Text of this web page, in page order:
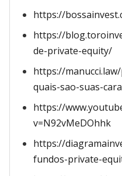
https://
https://
de-private-equity/
https://
quais-sao-suas-
https://
v=N92vMeDOhhk
https://
fundos-private-